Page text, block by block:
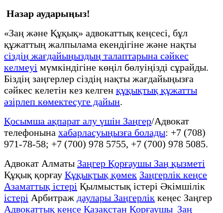
Назар аударыңыз!
«Заң және Құқық» адвокаттық кеңсесі, бұл
құжаттың жалпылама екендігіне және нақты
сіздің жағдайыңыздың талаптарына сәйкес
келмеуі мүмкіндігіне көңіл бөлуіңізді сұрайды.
Біздің заңгерлер сіздің нақты жағдайыңызға
сәйкес келетін кез келген құқықтық құжатты
әзірлеп көмектесуге дайын.
Қосымша ақпарат алу үшін Заңгер/Адвокат
телефонына хабарласуыңызға болады: +7 (708)
971-78-58; +7 (700) 978 5755, +7 (700) 978 5085.
Адвокат Алматы Заңгер Қорғаушы Заң қызметі
Құқық қорғау Құқықтық қөмек Заңгерлік кеңсе
Азаматтық істері Қылмыстық істері Әкімшілік
істері Арбитраж даулары Заңгерлік кеңес Заңгер
Адвокаттық кеңсе Қазақстан Қорғаушы Заң